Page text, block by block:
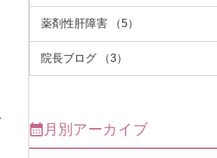
薬剤性肝障害 （5）
院長ブログ （3）
月別アーカイブ